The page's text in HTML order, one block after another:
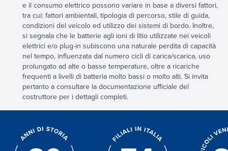
e il consumo elettrico possono variare in base a diversi fattori,
tra cui: fattori ambientali, tipologia di percorso, stile di guida,
condizioni del veicolo ed utilizzo dei sistemi di bordo. Inoltre,
si segnala che le batterie agli ioni di litio utilizzate nei veicoli
elettrici e/o plug-in subiscono una naturale perdita di capacità
nel tempo, influenzata dal numero cicli di carica/scarica, uso
prolungato ad alte o basse temperature, oltre a ricariche
frequenti a livelli di batteria molto bassi o molto alti. Si invita
pertanto a consultare la documentazione ufficiale del
costruttore per i dettagli completi.